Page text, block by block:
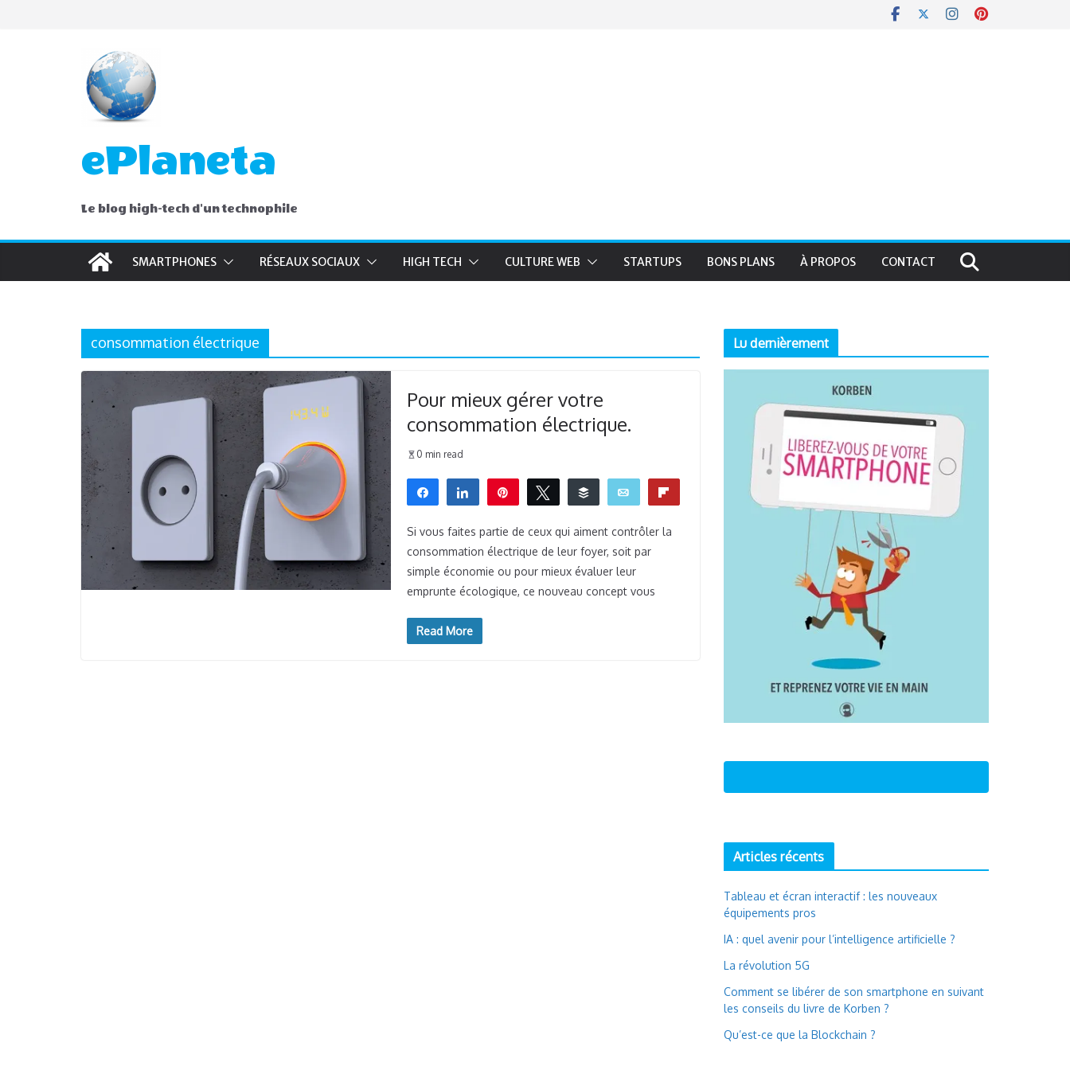
ePlaneta
Le blog high-tech d'un technophile
SMARTPHONES RÉSEAUX SOCIAUX HIGH TECH CULTURE WEB STARTUPS BONS PLANS À PROPOS CONTACT
consommation électrique
Pour mieux gérer votre
consommation électrique.
0 min read
Partagez Partagez Épingle Tweetez Buffer Email
PARTAGES
Si vous faites partie de ceux qui aiment contrôler la
consommation électrique de leur foyer, soit par
simple économie ou pour mieux évaluer leur
emprunte écologique, ce nouveau concept vous
Read More
Lu dernièrement
Articles récents
Tableau et écran interactif : les nouveaux
équipements pros
IA : quel avenir pour l’intelligence artificielle ?
La révolution 5G
Comment se libérer de son smartphone en suivant
les conseils du livre de Korben ?
Qu’est-ce que la Blockchain ?